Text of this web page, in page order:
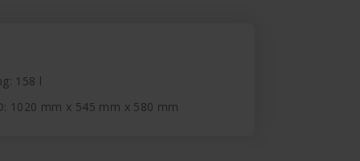
158 l
1020 mm x 545 mm x 580 mm